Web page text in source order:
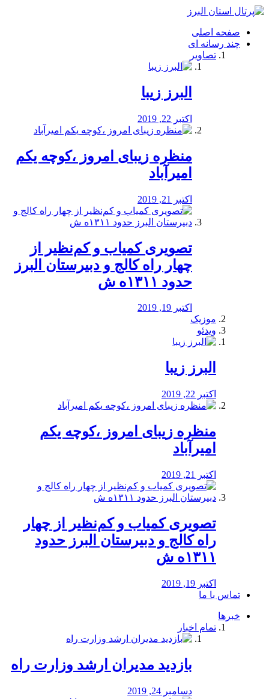
فصد
شرق
تهران
خشکشویی
صفحه اصلی
چند رسانه ای
تصاویر
البرز زیبا
اکتبر 22, 2019
منظره‌‌ زیبای امروز ،کوچه یکم
امیرآباد
اکتبر 21, 2019
️تصویری کمیاب و کم‌نظیر از
چهار راه كالج و دبيرستان البرز
حدود ۱۳۱۱ه ش
اکتبر 19, 2019
موزیک
ویدئو
البرز زیبا
اکتبر 22, 2019
منظره‌‌ زیبای امروز ،کوچه یکم
امیرآباد
اکتبر 21, 2019
️تصویری کمیاب و کم‌نظیر از چهار
راه كالج و دبيرستان البرز حدود
۱۳۱۱ه ش
اکتبر 19, 2019
تماس با ما
خبرها
تمام اخبار
بازدید مدیران ارشد وزارت راه
دسامبر 24, 2019